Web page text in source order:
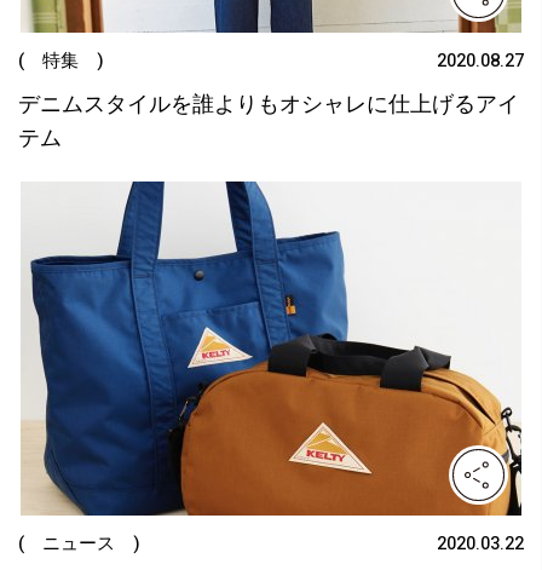
( 特集 ) 2020.08.27
デニムスタイルを誰よりもオシャレに仕上げるアイ
テム
( ニュース ) 2020.03.22